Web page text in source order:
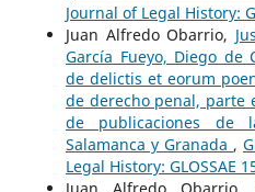
Journal of Legal History:
Juan Alfredo Obarrio,
García Fueyo, Diego de
de delictis et eorum
de derecho penal, parte
de publicaciones de
Salamanca y Granada ,
Legal History: GLOSSAE